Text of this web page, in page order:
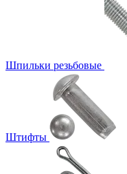
Шпильки резьбовые
Штифты